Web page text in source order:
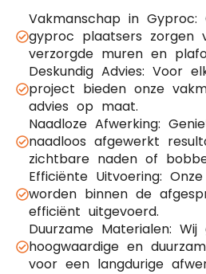
Vakmanschap in Gyproc:
gyproc plaatsers zorgen
verzorgde muren en
Deskundig Advies: Voor
project bieden onze
advies op maat.
Naadloze Afwerking:
naadloos afgewerkt
zichtbare naden of
Efficiënte Uitvoering:
worden binnen de
efficiënt uitgevoerd.
Duurzame Materialen: Wij
hoogwaardige en
voor een langdurige